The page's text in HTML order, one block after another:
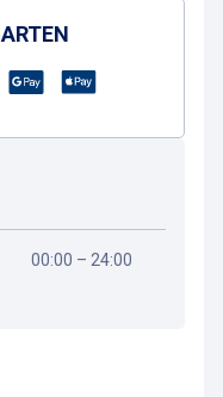
00:00 – 24:00